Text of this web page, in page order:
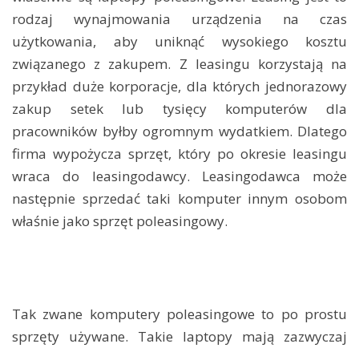
rodzaj wynajmowania urządzenia na czas
użytkowania, aby uniknąć wysokiego kosztu
związanego z zakupem. Z leasingu korzystają na
przykład duże korporacje, dla których jednorazowy
zakup setek lub tysięcy komputerów dla
pracowników byłby ogromnym wydatkiem. Dlatego
firma wypożycza sprzęt, który po okresie leasingu
wraca do leasingodawcy. Leasingodawca może
następnie sprzedać taki komputer innym osobom
właśnie jako sprzęt poleasingowy.
Tak zwane komputery poleasingowe to po prostu
sprzęty używane. Takie laptopy mają zazwyczaj